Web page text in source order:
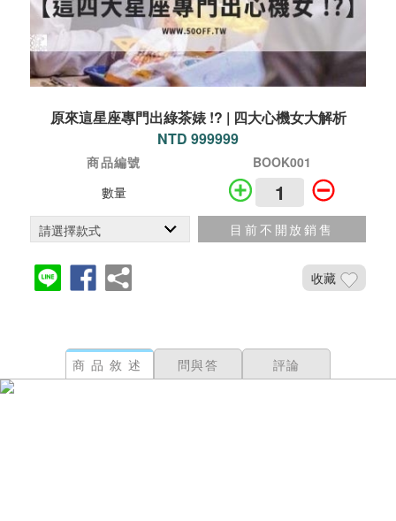
原來這星座專門出綠茶婊 !? | 四大心機女大解析
NTD 999999
商品編號
BOOK001
數量
目前不開放銷售
收藏
商品敘述 問與答 評論